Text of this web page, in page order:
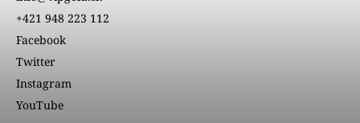
+421 948 223 112
Facebook
Twitter
Instagram
YouTube